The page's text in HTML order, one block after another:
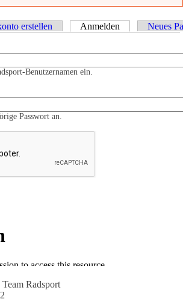
erstellen Anmelden (aktiver Reiter)
Neues
Benutzernamen ein.
Passwort an.
Radsport